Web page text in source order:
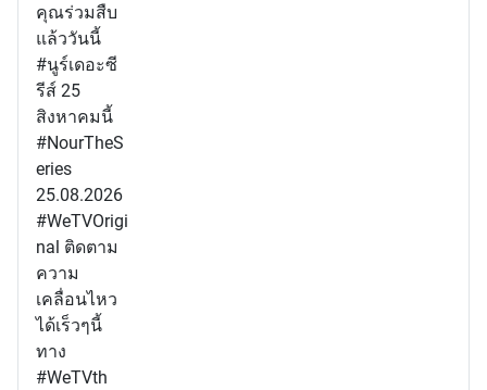
คุณร่วมสืบ
แล้ววันนี้
#นูร์เดอะซี
รีส์ 25
สิงหาคมนี้
#NourTheS
eries
25.08.2026
#WeTVOrigi
nal ติดตาม
ความ
เคลื่อนไหว
ได้เร็วๆนี้
ทาง
#WeTVth